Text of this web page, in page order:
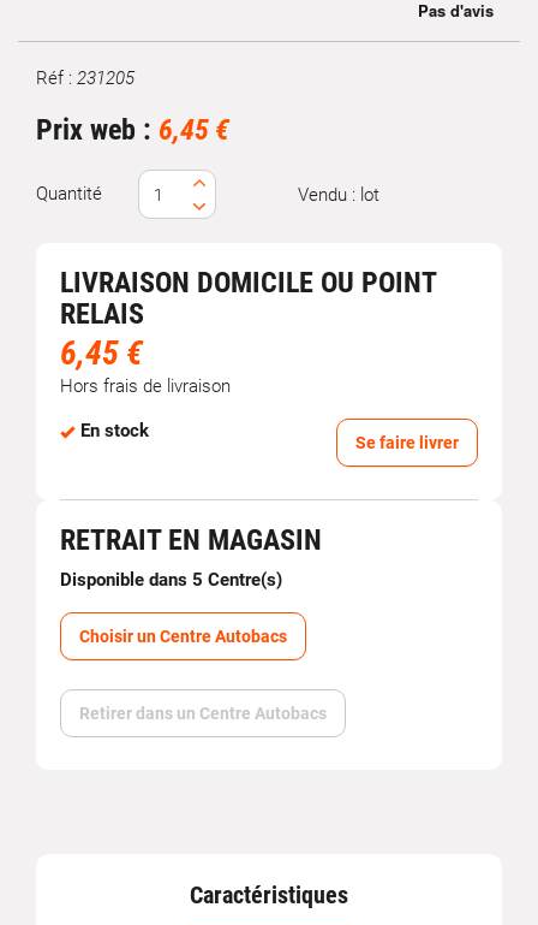
Marque
Réf : 231205
Prix web : 6,45 €
Quantité Vendu : lot
LIVRAISON DOMICILE OU POINT
RELAIS
6,45 €
Hors frais de livraison
En stock
Se faire livrer
RETRAIT EN MAGASIN
Disponible dans 5 Centre(s)
Choisir un Centre Autobacs
Retirer dans un Centre Autobacs
Caractéristiques